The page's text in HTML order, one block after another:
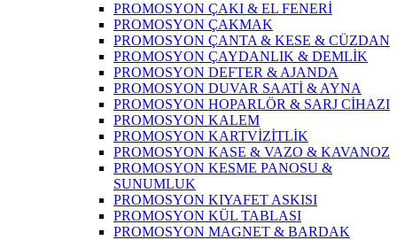
PROMOSYON ÇAKI & EL FENERİ
PROMOSYON ÇAKMAK
PROMOSYON ÇANTA & KESE & CÜZDAN
PROMOSYON ÇAYDANLIK & DEMLİK
PROMOSYON DEFTER & AJANDA
PROMOSYON DUVAR SAATİ & AYNA
PROMOSYON HOPARLÖR & SARJ CİHAZI
PROMOSYON KALEM
PROMOSYON KARTVİZİTLİK
PROMOSYON KASE & VAZO & KAVANOZ
PROMOSYON KESME PANOSU &
SUNUMLUK
PROMOSYON KIYAFET ASKISI
PROMOSYON KÜL TABLASI
PROMOSYON MAGNET & BARDAK